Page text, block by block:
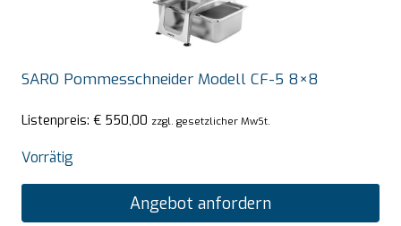
SARO Pommesschneider Modell CF-5 8×8
Listenpreis: € 550,00 zzgl. gesetzlicher MwSt.
Vorrätig
Angebot anfordern